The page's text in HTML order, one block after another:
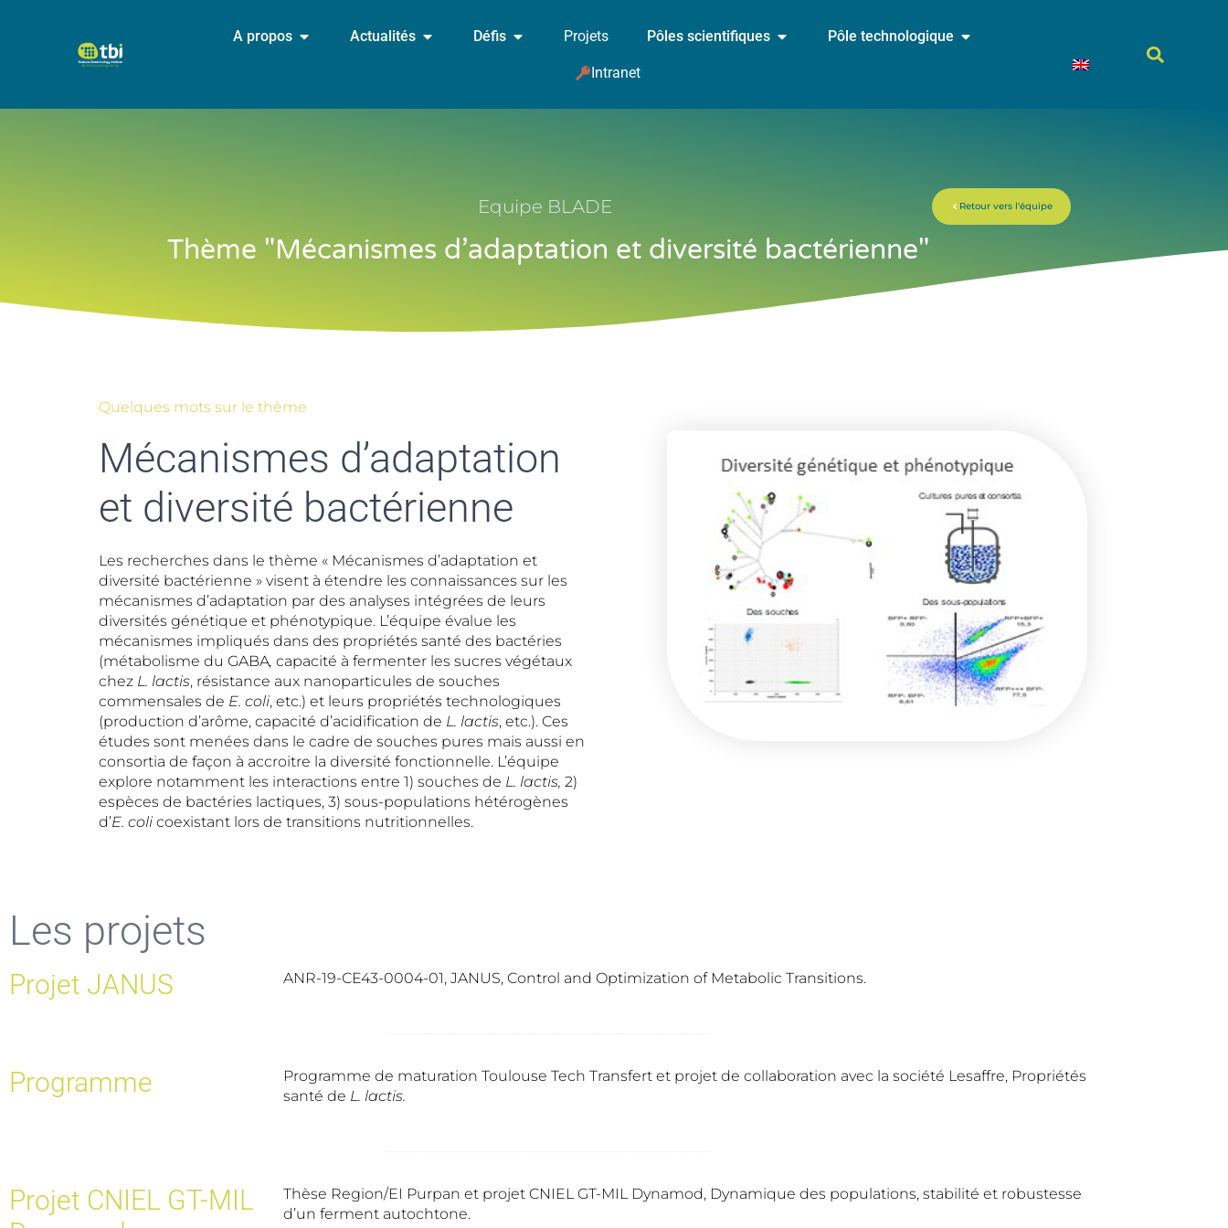
A propos Actualités Défis Projets Pôles scientifiques Pôle technologique
Intranet
Equipe BLADE Retour vers l'équipe
Thème "Mécanismes d’adaptation et diversité bactérienne"
Quelques mots sur le thème
Mécanismes d’adaptation
et diversité bactérienne
Les recherches dans le thème « Mécanismes d’adaptation et
diversité bactérienne » visent à étendre les connaissances sur les
mécanismes d’adaptation par des analyses intégrées de leurs
diversités génétique et phénotypique. L’équipe évalue les
mécanismes impliqués dans des propriétés santé des bactéries
(métabolisme du GABA, capacité à fermenter les sucres végétaux
chez L. lactis, résistance aux nanoparticules de souches
commensales de E. coli, etc.) et leurs propriétés technologiques
(production d’arôme, capacité d’acidification de L. lactis, etc.). Ces
études sont menées dans le cadre de souches pures mais aussi en
consortia de façon à accroitre la diversité fonctionnelle. L’équipe
explore notamment les interactions entre 1) souches de L. lactis, 2)
espèces de bactéries lactiques, 3) sous-populations hétérogènes
d’E. coli coexistant lors de transitions nutritionnelles.
Les projets
Projet JANUS ANR-19-CE43-0004-01, JANUS, Control and Optimization of Metabolic Transitions.
Programme
Programme de maturation Toulouse Tech Transfert et projet de collaboration avec la société Lesaffre, Propriétés
santé de L. lactis.
Projet CNIEL GT-MIL
Thèse Region/EI Purpan et projet CNIEL GT-MIL Dynamod, Dynamique des populations, stabilité et robustesse
d’un ferment autochtone.